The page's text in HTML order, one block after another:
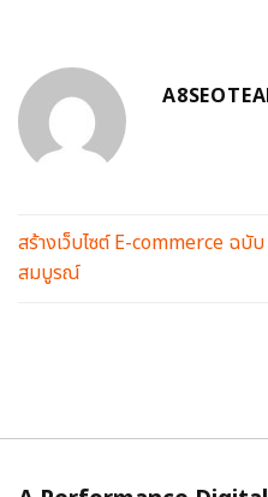
สร้างเว็บไซต์ E-commerce ฉบับ
สมบูรณ์